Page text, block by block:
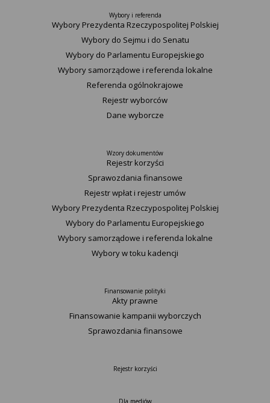
Wybory i referenda
Wybory Prezydenta Rzeczypospolitej Polskiej
Wybory do Sejmu i do Senatu
Wybory do Parlamentu Europejskiego
Wybory samorządowe i referenda lokalne
Referenda ogólnokrajowe
Rejestr wyborców
Dane wyborcze
Wzory dokumentów
Rejestr korzyści
Sprawozdania finansowe
Rejestr wpłat i rejestr umów
Wybory Prezydenta Rzeczypospolitej Polskiej
Wybory do Parlamentu Europejskiego
Wybory samorządowe i referenda lokalne
Wybory w toku kadencji
Finansowanie polityki
Akty prawne
Finansowanie kampanii wyborczych
Sprawozdania finansowe
Rejestr korzyści